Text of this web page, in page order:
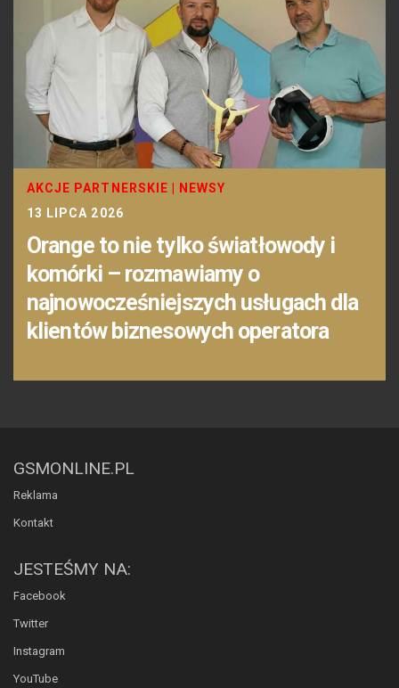
AKCJE PARTNERSKIE
NEWSY
13 LIPCA 2026
Orange to nie tylko światłowody i
komórki – rozmawiamy o
najnowocześniejszych usługach dla
klientów biznesowych operatora
GSMONLINE.PL
Reklama
Kontakt
JESTEŚMY NA:
Facebook
Twitter
Instagram
YouTube